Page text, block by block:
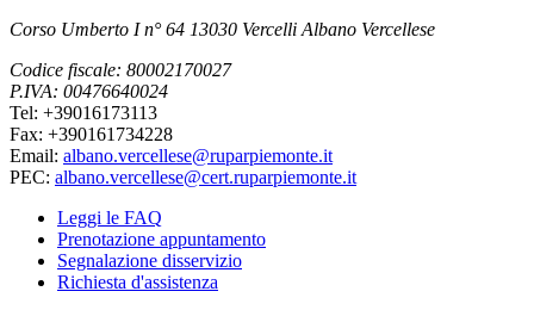
Corso Umberto I n° 64 13030 Vercelli Albano Vercellese
Codice fiscale: 80002170027
P.IVA: 00476640024
Tel: +39016173113
Fax: +390161734228
Email: albano.vercellese@ruparpiemonte.it
PEC: albano.vercellese@cert.ruparpiemonte.it
Leggi le FAQ
Prenotazione appuntamento
Segnalazione disservizio
Richiesta d'assistenza